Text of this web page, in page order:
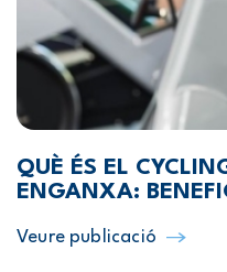
QUÈ ÉS EL
ENGANXA:
Veure publicació